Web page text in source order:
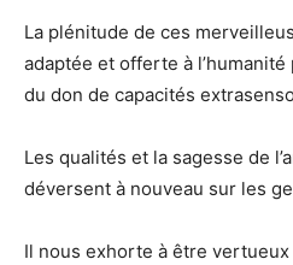
La plénitude de ces
adaptée et offerte à
du don de capacités
Les qualités et la sagesse de
déversent à nouveau sur les
Il nous exhorte à être vertueux